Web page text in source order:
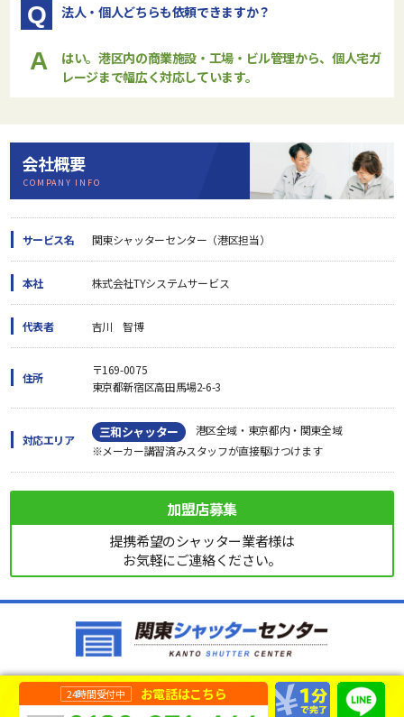
Q 法人・個人どちらも依頼できますか？
A
はい。港区内の商業施設・工場・ビル管理から、個人宅ガ
レージまで幅広く対応しています。
会社概要
COMPANY INFO
サービス名 関東シャッターセンター（港区担当）
本社 株式会社TYシステムサービス
代表者 吉川 智博
住所
〒169-0075
東京都新宿区高田馬場2-6-3
対応エリア 三和シャッター
港区全域・東京都内・関東全域
※メーカー講習済みスタッフが直接駆けつけます
加盟店募集
提携希望のシャッター業者様は
お気軽にご連絡ください。
24時間受付中 お電話はこちら